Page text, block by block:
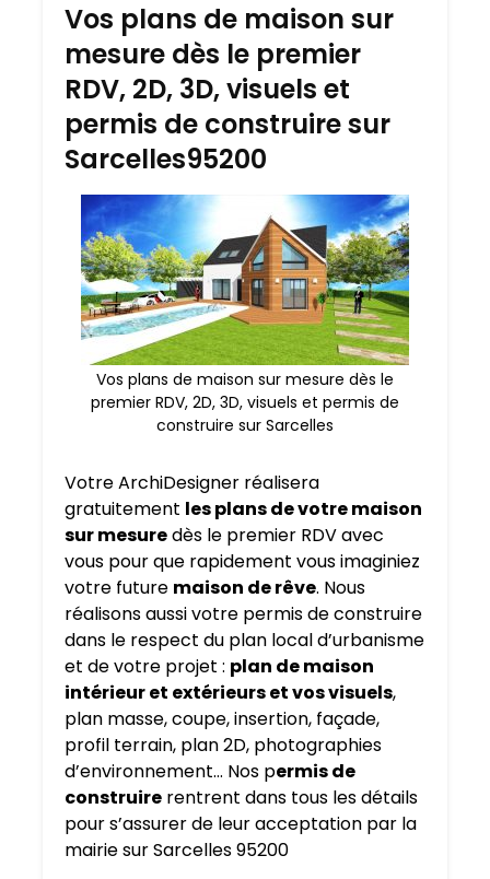
Vos plans de maison sur
mesure dès le premier
RDV, 2D, 3D, visuels et
permis de construire sur
Sarcelles95200
Vos plans de maison sur mesure dès le
premier RDV, 2D, 3D, visuels et permis de
construire sur Sarcelles
Votre ArchiDesigner réalisera
gratuitement les plans de votre maison
sur mesuredès le premier RDV avec
vous pour que rapidement vous imaginiez
votre future maison de rêve. Nous
réalisons aussi votre permis de construire
dans le respect du plan local d’urbanisme
et de votre projet : plan de maison
intérieur et extérieurs et vos visuels,
plan masse, coupe, insertion, façade,
profil terrain, plan 2D, photographies
d’environnement… Nos permis de
construire rentrent dans tous les détails
pour s’assurer de leur acceptation par la
mairie sur Sarcelles 95200